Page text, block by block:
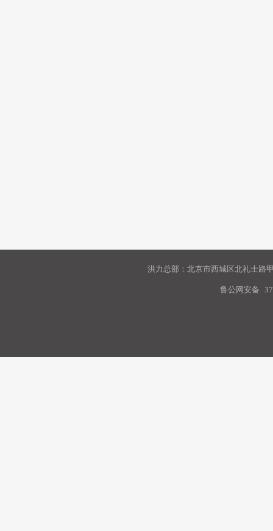
洪力总部：北京市西城区北礼士路
鲁公网安备